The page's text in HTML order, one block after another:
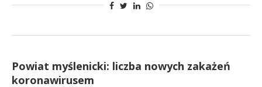
Powiat myślenicki: liczba nowych zakażeń
koronawirusem